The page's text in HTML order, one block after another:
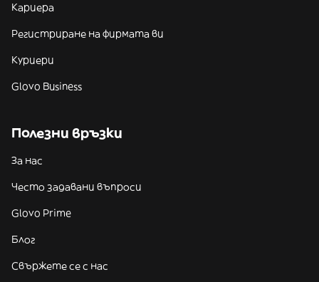
Кариера
Регистриране на фирмата ви
Куриери
Glovo Business
Полезни връзки
За нас
Често задавани въпроси
Glovo Prime
Блог
Свържете се с нас